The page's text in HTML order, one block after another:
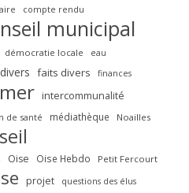
compte rendu
municipal
démocratie locale eau
faits divers finances
intercommunalité
de santé médiathèque Noailles
Oise Oise Hebdo Petit Fercourt
projet questions des élus